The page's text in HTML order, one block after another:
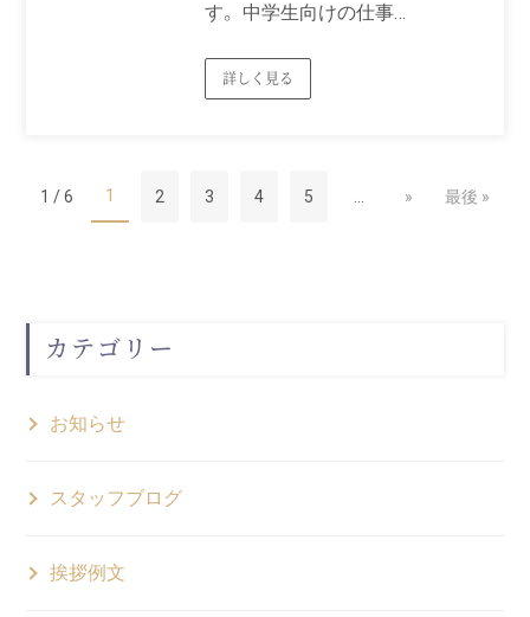
す。 中学生向けの仕事…
詳しく見る
1 / 6 1 2 3 4 5 » 最後 »
カテゴリー
お知らせ
スタッフブログ
挨拶例文